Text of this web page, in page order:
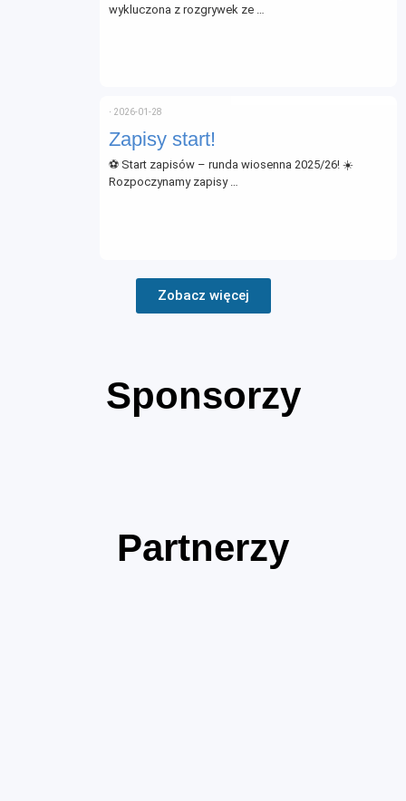
wykluczona z rozgrywek ze …
Zapisy start!
⋅ 2026-01-28
⚽ Start zapisów – runda wiosenna 2025/26! ☀️
Rozpoczynamy zapisy …
Zobacz więcej
Sponsorzy
Partnerzy